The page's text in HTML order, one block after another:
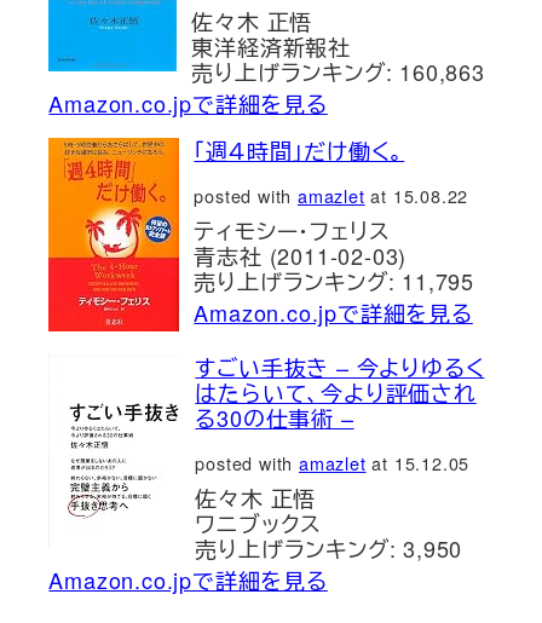
佐々木 正悟
東洋経済新報社
売り上げランキング: 160,863
Amazon.co.jpで詳細を見る
「週４時間」だけ働く。
posted with amazlet at 15.08.22
ティモシー・フェリス
青志社 (2011-02-03)
売り上げランキング: 11,795
Amazon.co.jpで詳細を見る
すごい手抜き – 今よりゆるく
はたらいて、今より評価され
る30の仕事術 –
posted with amazlet at 15.12.05
佐々木 正悟
ワニブックス
売り上げランキング: 3,950
Amazon.co.jpで詳細を見る